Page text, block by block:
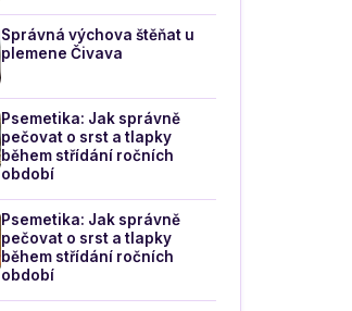
Správná výchova štěňat u
plemene Čivava
Psemetika: Jak správně
pečovat o srst a tlapky
během střídání ročních
období
Psemetika: Jak správně
pečovat o srst a tlapky
během střídání ročních
období